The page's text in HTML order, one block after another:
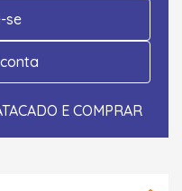
se
E COMPRAR